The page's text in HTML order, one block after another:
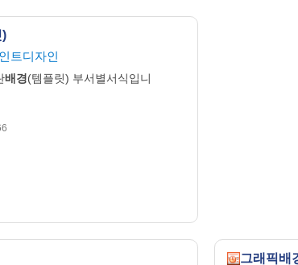
)
트디자인
배경(템플릿) 부서별서식입니
그래픽배